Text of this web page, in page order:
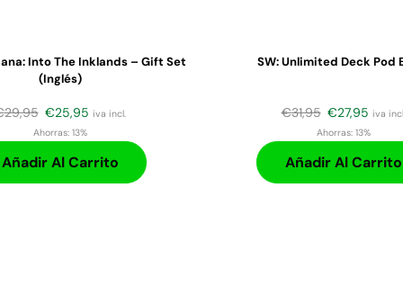
Into The Inklands – Gift Set
(Inglés)
29,95 €25,95 iva incl.
Ahorras:13%
Añadir Al Carrito
SW: Unlimited Deck Pod
€31,95 €27,95 iva
Ahorras:13%
Añadir Al Carrito